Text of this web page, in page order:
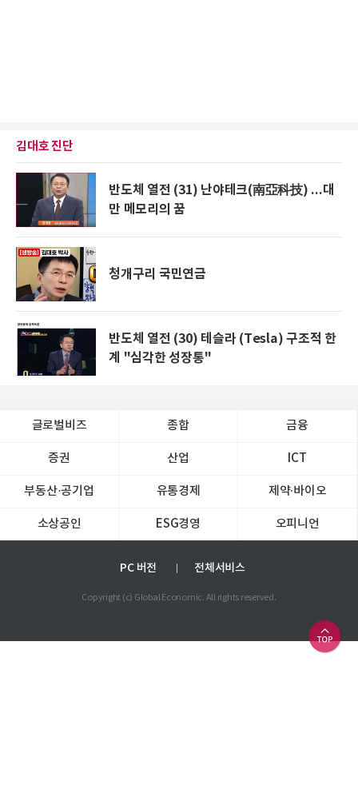
김대호 진단
반도체 열전 (31) 난야테크(南亞科技) ...대
만 메모리의 꿈
청개구리 국민연금
반도체 열전 (30) 테슬라 (Tesla) 구조적 한
계 "심각한 성장통"
글로벌비즈 종합 금융
증권 산업 ICT
부동산·공기업 유통경제 제약∙바이오
소상공인 ESG경영 오피니언
PC 버전 전체서비스
Copyright (c) Global Economic. All rights reserved.